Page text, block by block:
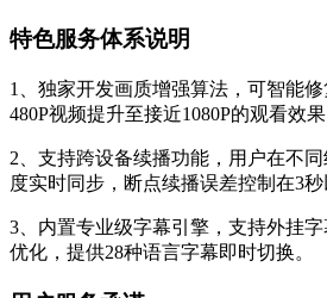
特色服务体系说明
1、独家开发画质增强算法，可智能
480P视频提升至接近1080P的观看效果
2、支持跨设备续播功能，用户在不
度实时同步，断点续播误差控制在3秒
3、内置专业级字幕引擎，支持外挂
优化，提供28种语言字幕即时切换。